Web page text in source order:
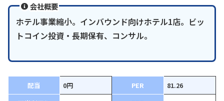
会社概要
ホテル事業縮小。インバウンド向けホテル1店。ビッ
トコイン投資・長期保有、コンサル。
配当 0円 PER
81.26